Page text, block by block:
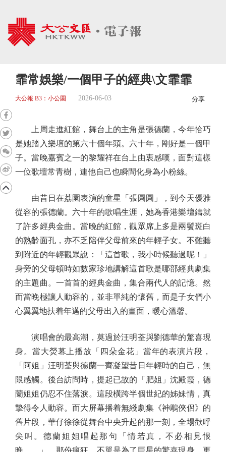
霏常娛樂/一個甲子的經典\文霏霏
大公報 B3：小公園 2026-06-03 分享
上周走進紅館，舞台上的主角是張德蘭，今年恰巧
是她踏入樂壇的第六十個年頭。六十年，剛好是一個甲
子。當晚嘉賓之一的黎耀祥在台上由衷感嘆，面對這樣
一位歌壇常青樹，連他自己也瞬間化身為小粉絲。
由昔日在荔園表演的童星「張圓圓」，到今天優雅
從容的張德蘭。六十年的歌唱生涯，她為香港樂壇鑄就
了許多經典金曲。當晚的紅館，觀眾席上多是兩鬢斑白
的熟齡面孔，亦不乏陪伴父母前來的年輕子女。不難聽
到附近的年輕觀眾說：「這首歌，我小時候聽過呢！」
身旁的父母頓時如數家珍地講解這首歌是哪部經典劇集
的主題曲。一首首的經典金曲，集合兩代人的記憶。然
而當晚極讓人動容的，並非單純的懷舊，而是子女們小
心翼翼地扶着年邁的父母出入的畫面，暖心溫馨。
演唱會的最高潮，莫過於汪明荃與劉德華的驚喜現
身。當大熒幕上播放「四朵金花」當年的表演片段，
「阿姐」汪明荃與德蘭一齊凝望昔日年輕時的自己，無
限感觸。後台訪問時，提起已故的「肥姐」沈殿霞，德
蘭姐姐仍忍不住落淚。這段橫跨半個世紀的姊妹情，真
摯得令人動容。而大屏幕播着無綫劇集《神鵰俠侶》的
舊片段，華仔徐徐從舞台中央升起的那一刻，全場歡呼
尖叫。德蘭姐姐唱起那句「情若真，不必相見恨